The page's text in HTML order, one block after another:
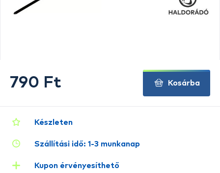
Készleten
Szállítási idő: 1-3 munkanap
Kupon érvényesíthető
790 Ft Kosárba